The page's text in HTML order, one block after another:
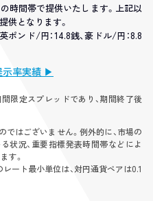
時間帯で提供いたします。上記以
供となります。
ポンド/円：14.8銭、豪ドル/円：8.8
示率実績 ▶︎
限定スプレッドであり、期間終了後
はございません。例外的に、市場の
状況、重要指標発表時間帯などによ
す。
ート最小単位は、対円通貨ペアは0.1